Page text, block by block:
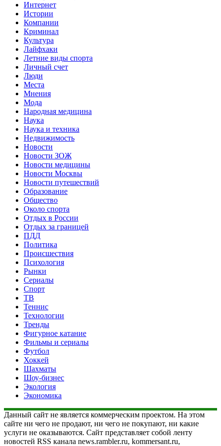
Интернет
Истории
Компании
Криминал
Культура
Лайфхаки
Летние виды спорта
Личный счет
Люди
Места
Мнения
Мода
Народная медицина
Наука
Наука и техника
Недвижимость
Новости
Новости ЗОЖ
Новости медицины
Новости Москвы
Новости путешествий
Образование
Общество
Около спорта
Отдых в России
Отдых за границей
ПДД
Политика
Происшествия
Психология
Рынки
Сериалы
Спорт
ТВ
Теннис
Технологии
Тренды
Фигурное катание
Фильмы и сериалы
Футбол
Хоккей
Шахматы
Шоу-бизнес
Экология
Экономика
Данный сайт не является коммерческим проектом. На этом
сайте ни чего не продают, ни чего не покупают, ни какие
услуги не оказываются. Сайт представляет собой ленту
новостей RSS канала news.rambler.ru, kommersant.ru,